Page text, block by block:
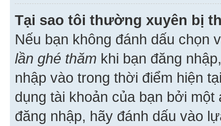
Tại sao tôi thường xuyên bị
Nếu bạn không đánh dấu chọn
lần ghé thăm khi bạn đăng
nhập vào trong thời điểm hiện
dụng tài khoản của bạn bởi
đăng nhập, hãy đánh dấu vào